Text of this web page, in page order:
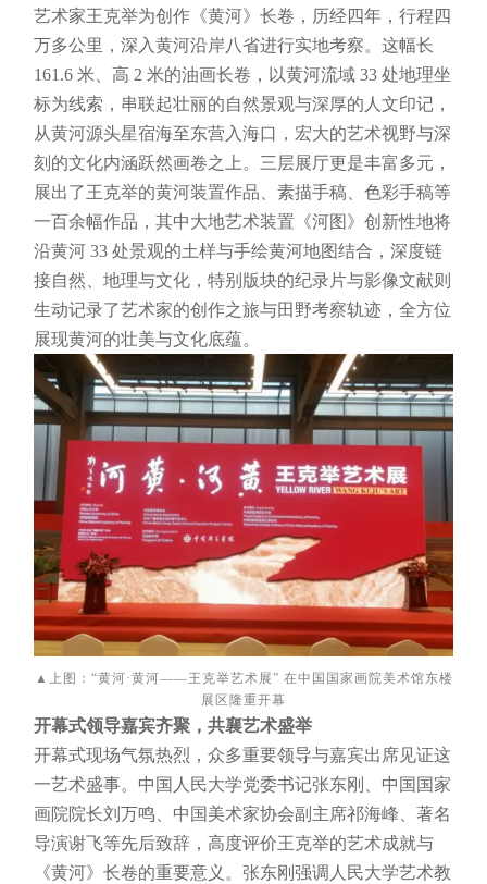
艺术家王克举为创作《黄河》长卷，历经四年，行程四
万多公里，深入黄河沿岸八省进行实地考察。这幅长
161.6 米、高 2 米的油画长卷，以黄河流域 33 处地理坐
标为线索，串联起壮丽的自然景观与深厚的人文印记，
从黄河源头星宿海至东营入海口，宏大的艺术视野与深
刻的文化内涵跃然画卷之上。三层展厅更是丰富多元，
展出了王克举的黄河装置作品、素描手稿、色彩手稿等
一百余幅作品，其中大地艺术装置《河图》创新性地将
沿黄河 33 处景观的土样与手绘黄河地图结合，深度链
接自然、地理与文化，特别版块的纪录片与影像文献则
生动记录了艺术家的创作之旅与田野考察轨迹，全方位
展现黄河的壮美与文化底蕴。
▲上图：“黄河·黄河——王克举艺术展” 在中国国家画院美术馆东楼
展区隆重开幕
开幕式领导嘉宾齐聚，共襄艺术盛举
开幕式现场气氛热烈，众多重要领导与嘉宾出席见证这
一艺术盛事。中国人民大学党委书记张东刚、中国国家
画院院长刘万鸣、中国美术家协会副主席祁海峰、著名
导演谢飞等先后致辞，高度评价王克举的艺术成就与
《黄河》长卷的重要意义。张东刚强调人民大学艺术教